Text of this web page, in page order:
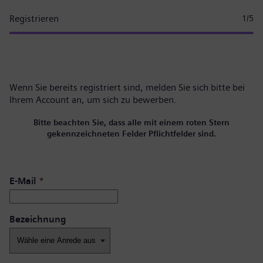
Registrieren 1 /5
Wenn Sie bereits registriert sind, melden Sie sich bitte bei
Ihrem Account an, um sich zu bewerben.
Bitte beachten Sie, dass alle mit einem roten Stern
gekennzeichneten Felder Pflichtfelder sind.
E-Mail *
Bezeichnung